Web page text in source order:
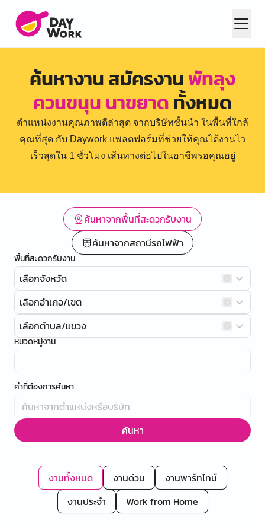
ค้นหางาน สมัครงานพัทลุง
ควนขนุน นาขยาดทั้งหมด
ตำแหน่งงานคุณภาพดีล่าสุด จากบริษัทชั้นนำ ในพื้นที่ใกล้
คุณที่สุด กับ Daywork แพลตฟอร์มที่ช่วยให้คุณได้งานไว
เร็วสุดใน 1 ชั่วโมง เส้นทางต่อไปในอาชีพรอคุณอยู่
ค้นหาจากพื้นที่สะดวกรับงาน
ค้นหาจากสถานีรถไฟฟ้า
พื้นที่สะดวกรับงาน
เลือกจังหวัด
เลือกอำเภอ/เขต
เลือกตำบล/แขวง
หมวดหมู่งาน
คำที่ต้องการค้นหา
ค้นหา
งานทั้งหมด งานด่วน
งานพาร์ทไทม์
งานประจำ
Work from Home